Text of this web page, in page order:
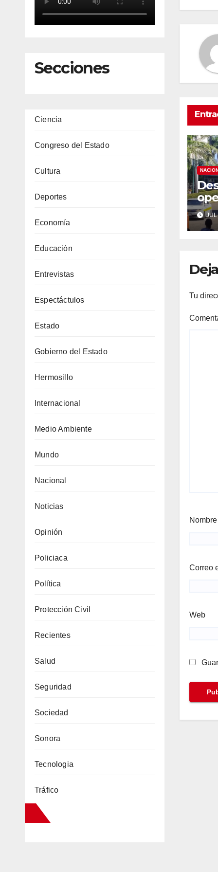
Secciones
Ciencia
Congreso del Estado
Cultura
Deportes
Economía
Educación
Entrevistas
Espectáctulos
Estado
Gobierno del Estado
Hermosillo
Internacional
Medio Ambiente
Mundo
Nacional
Noticias
Opinión
Policiaca
Política
Protección Civil
Recientes
Salud
Seguridad
Sociedad
Sonora
Tecnologia
Tráfico
de
JUL
Tu
Nombre
Correo
Web